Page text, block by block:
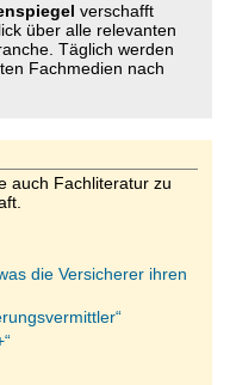
verschafft
über alle relevanten
Täglich werden
Fachmedien nach
auch Fachliteratur zu
die Versicherer ihren